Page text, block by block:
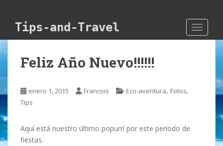
Tips-and-Travel
Feliz Año Nuevo!!!!!!
enero 1, 2015 Francois Eco-aventura, Fotos,
Tips
Aquí está nuestro último popurrí por este período de
fiestas.